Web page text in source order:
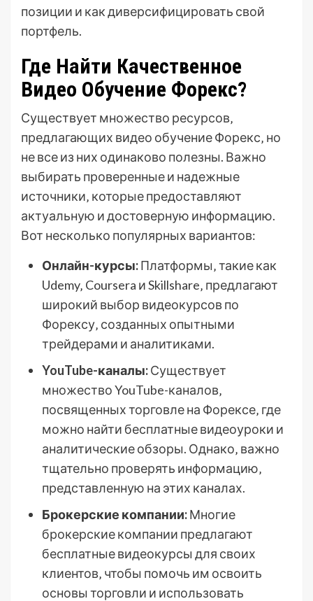
позиции и как диверсифицировать свой
портфель.
Где Найти Качественное
Видео Обучение Форекс?
Существует множество ресурсов‚
предлагающих видео обучение Форекс‚ но
не все из них одинаково полезны. Важно
выбирать проверенные и надежные
источники‚ которые предоставляют
актуальную и достоверную информацию.
Вот несколько популярных вариантов:
Онлайн-курсы:Платформы‚ такие как
Udemy‚ Coursera и Skillshare‚ предлагают
широкий выбор видеокурсов по
Форексу‚ созданных опытными
трейдерами и аналитиками.
YouTube-каналы:Существует
множество YouTube-каналов‚
посвященных торговле на Форексе‚ где
можно найти бесплатные видеоуроки и
аналитические обзоры. Однако‚ важно
тщательно проверять информацию‚
представленную на этих каналах.
Брокерские компании:Многие
брокерские компании предлагают
бесплатные видеокурсы для своих
клиентов‚ чтобы помочь им освоить
основы торговли и использовать